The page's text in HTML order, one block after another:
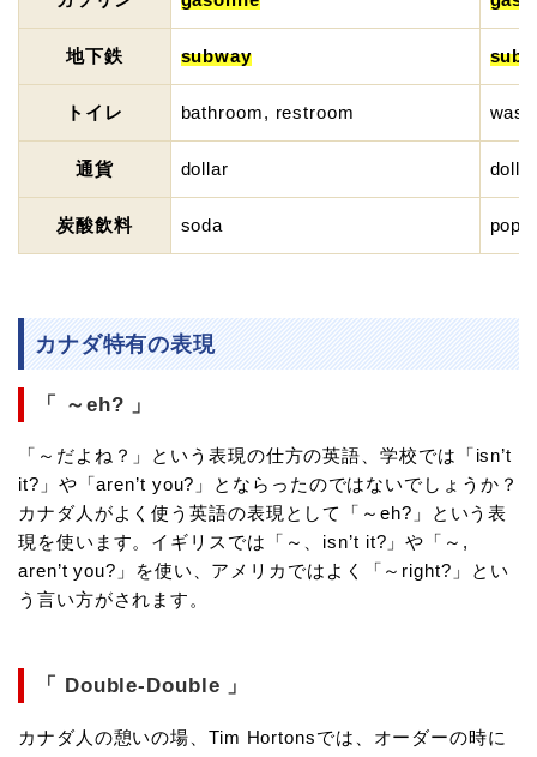
地下鉄 subway
トイレ bathroom, restroom
通貨 dollar dollar
炭酸飲料 soda pop
カナダ特有の表現
「 ～eh? 」
「～だよね？」という表現の仕方の英語、学校では「isn’t
it?」や「aren’t you?」とならったのではないでしょうか？
カナダ人がよく使う英語の表現として「～eh?」という表
現を使います。イギリスでは「～、isn’t it?」や「～,
aren’t you?」を使い、アメリカではよく「～right?」とい
う言い方がされます。
「 Double-Double 」
カナダ人の憩いの場、Tim Hortonsでは、オーダーの時に